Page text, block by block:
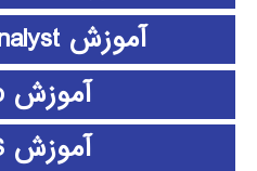
آموزش Frontier Analyst
آموزش github
آموزش HFSS